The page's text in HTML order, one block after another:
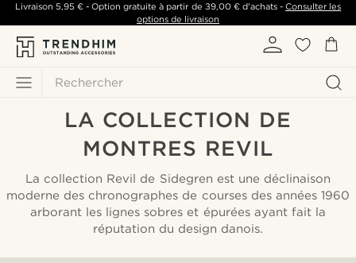
Rechercher
Livraison 5,95 €- Option gratuite à partir de 39,00 €d'achats -Consulter les
options de livraison
LA COLLECTION DE
MONTRES REVIL
La collection Revil de Sidegren est une déclinaison
moderne des chronographes de courses des années 1960
arborant les lignes sobres et épurées ayant fait la
réputation du design danois.